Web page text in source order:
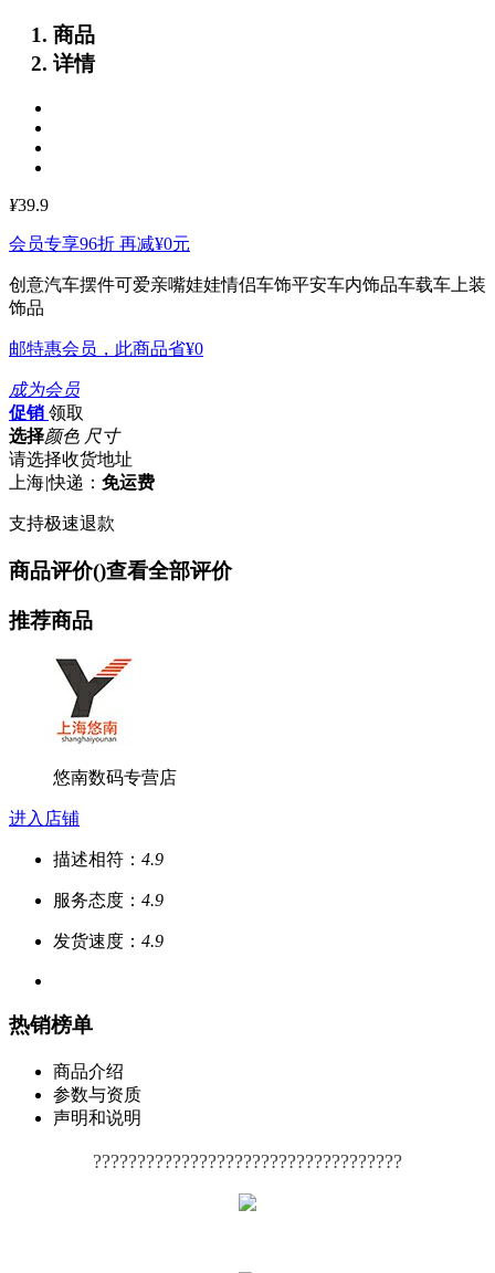
商品
详情
¥39.9
会员专享96折 再减¥0元
创意汽车摆件可爱亲嘴娃娃情侣车饰平安车内饰品车载车上装
饰品
邮特惠会员，此商品省¥0
成为会员
促销 领取
选择颜色 尺寸
请选择收货地址
上海|快递： 免运费
支持极速退款
商品评价()查看全部评价
推荐商品
悠南数码专营店
进入店铺
描述相符： 4.9
服务态度： 4.9
发货速度： 4.9
热销榜单
商品介绍
参数与资质
声明和说明
???????????????????????????????????